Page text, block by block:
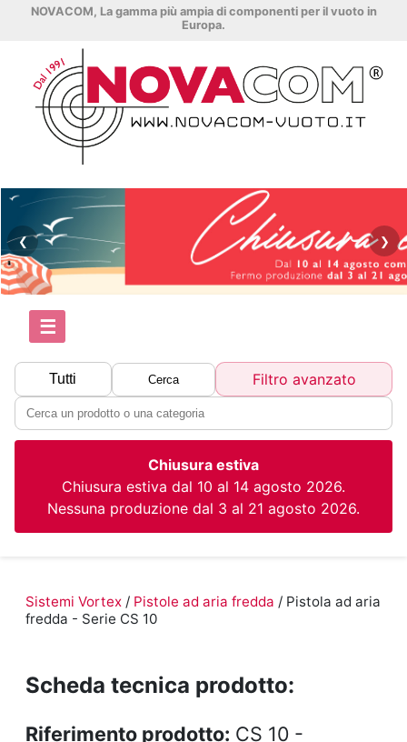
NOVACOM, La gamma più ampia di componenti per il vuoto in
Europa.
❮ ❯
☰
Tutti Cerca Filtro avanzato
Chiusura estiva
Chiusura estiva dal 10 al 14 agosto 2026.
Nessuna produzione dal 3 al 21 agosto 2026.
Sistemi Vortex / Pistole ad aria fredda / Pistola ad aria
fredda - Serie CS 10
Scheda tecnica prodotto:
Riferimento prodotto: CS 10 -